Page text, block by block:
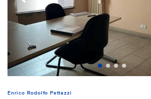
Enrico Rodolfo Pettazzi